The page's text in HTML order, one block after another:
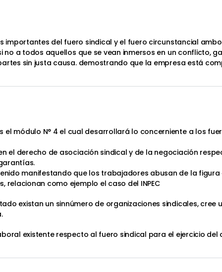
importantes del fuero sindical y el fuero circunstancial
a todos aquellos que se vean inmersos en un conflicto,
sin justa causa. demostrando que la empresa está
módulo N° 4 el cual desarrollará lo concerniente a los
el derecho de asociación sindical y de la negociación
manifestando que los trabajadores abusan de la
relacionan como ejemplo el caso del INPEC
existan un sinnúmero de organizaciones sindicales,
existente respecto al fuero sindical para el ejercicio del